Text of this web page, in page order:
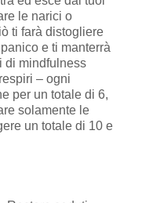
le narici o
ti farà distogliere
e ti manterrà
di mindfulness
– ogni
per un totale di 6,
solamente le
un totale di 10 e